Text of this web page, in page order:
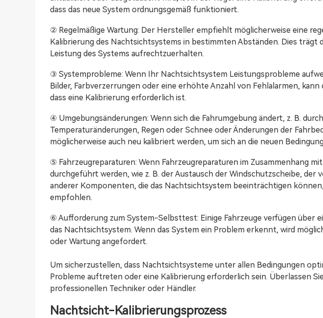
dass das neue System ordnungsgemäß funktioniert.
② Regelmäßige Wartung: Der Hersteller empfiehlt möglicherweise eine
Kalibrierung des Nachtsichtsystems in bestimmten Abständen. Dies trägt
Leistung des Systems aufrechtzuerhalten.
③ Systemprobleme: Wenn Ihr Nachtsichtsystem Leistungsprobleme
Bilder, Farbverzerrungen oder eine erhöhte Anzahl von Fehlalarmen, kann
dass eine Kalibrierung erforderlich ist.
④ Umgebungsänderungen: Wenn sich die Fahrumgebung ändert, z. B.
Temperaturänderungen, Regen oder Schnee oder Änderungen der
möglicherweise auch neu kalibriert werden, um sich an die neuen
⑤ Fahrzeugreparaturen: Wenn Fahrzeugreparaturen im Zusammenhang
durchgeführt werden, wie z. B. der Austausch der Windschutzscheibe, der
anderer Komponenten, die das Nachtsichtsystem beeinträchtigen
empfohlen.
⑥ Aufforderung zum System-Selbsttest: Einige Fahrzeuge verfügen über
das Nachtsichtsystem. Wenn das System ein Problem erkennt, wird
oder Wartung angefordert.
Um sicherzustellen, dass Nachtsichtsysteme unter allen Bedingungen
Probleme auftreten oder eine Kalibrierung erforderlich sein. Überlassen
professionellen Techniker oder Händler.
Nachtsicht-Kalibrierungsprozess